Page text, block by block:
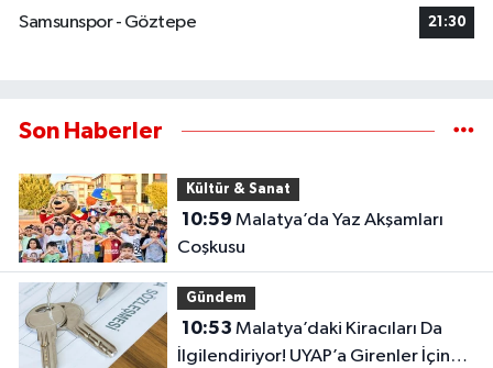
Samsunspor - Göztepe
21:30
Son Haberler
Kültür & Sanat
10:59
Coşkusu
Gündem
10:53
İlgilendiriyor! UYAP’a Girenler İçin